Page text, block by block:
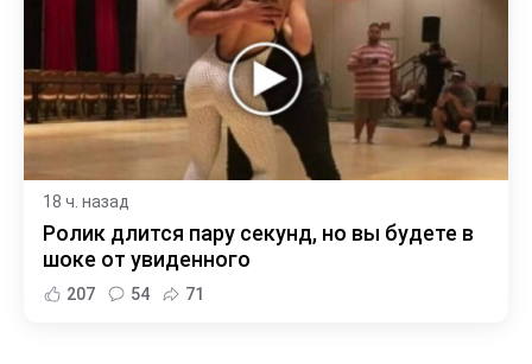
18 ч. назад
Ролик длится пару секунд, но вы будете в
шоке от увиденного
207 54 71